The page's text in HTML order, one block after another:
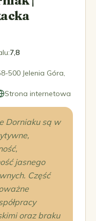
:7,8
500 Jelenia Góra,
Strona internetowa
Dorniaku są w
jasnego
Część
oraz braku